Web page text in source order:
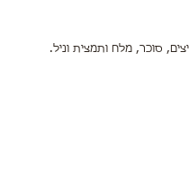
סוכר, מלח ותמצית וניל.